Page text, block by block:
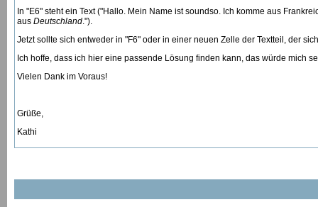
In "E6" steht ein Text ("Hallo. Mein Name ist soundso. Ich komme aus
aus Deutschland.").
Jetzt sollte sich entweder in "F6" oder in einer neuen Zelle der Textteil, der
Ich hoffe, dass ich hier eine passende Lösung finden kann, das würde mich
Vielen Dank im Voraus!
Grüße,
Kathi